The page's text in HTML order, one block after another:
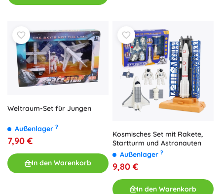
Weltraum-Set für Jungen
Außenlager ?
7,90 €
In den Warenkorb
Kosmisches Set mit Rakete,
Startturm und Astronauten
Außenlager ?
9,80 €
In den Warenkorb